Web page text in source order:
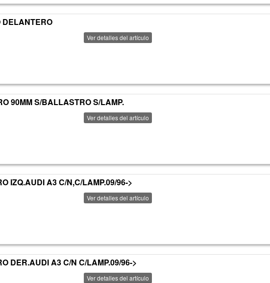
DELANTERO
Ver detalles del artículo
90MM S/BALLASTRO S/LAMP.
Ver detalles del artículo
IZQ.AUDI A3 C/N,C/LAMP.09/96->
Ver detalles del artículo
DER.AUDI A3 C/N C/LAMP.09/96->
Ver detalles del artículo